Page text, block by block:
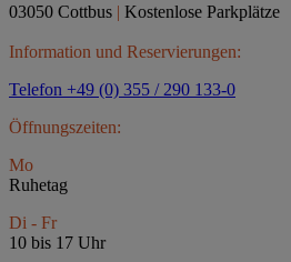
03050 Cottbus | Kostenlose Parkplätze
Information und Reservierungen:
Telefon +49 (0) 355 / 290 133-0
Öffnungszeiten:
Mo
Ruhetag
Di - Fr
10 bis 17 Uhr